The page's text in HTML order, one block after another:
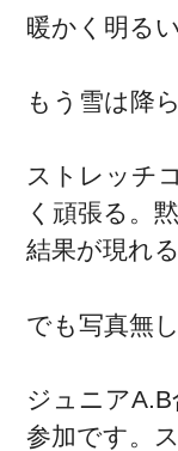
暖かく明る
もう雪は降
ストレッチ
く頑張る。
結果が現れ
でも写真無
ジュニア
参加です。